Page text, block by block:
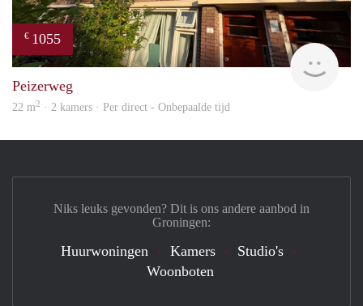
€ 1055
Peizerweg
22 m2 · 2 kamers · Per direct - Onbepaalde tijd
Niks leuks gevonden? Dit is ons andere aanbod in
Groningen:
Huurwoningen Kamers
Studio's
Woonboten